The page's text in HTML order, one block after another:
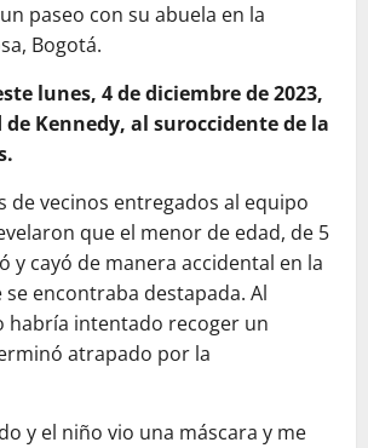
paseo con su abuela en la
Bogotá.
lunes, 4 de diciembre de 2023,
Kennedy, al suroccidente de la
de vecinos entregados al equipo
que el menor de edad, de 5
y cayó de manera accidental en la
encontraba destapada. Al
habría intentado recoger un
atrapado por la
y el niño vio una máscara y me